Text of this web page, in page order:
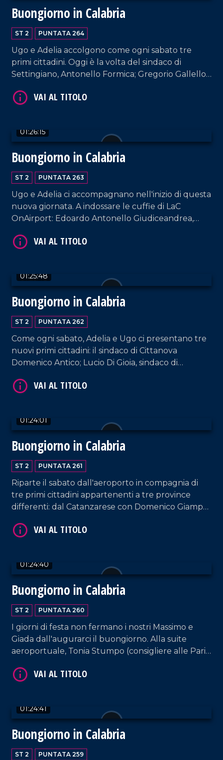
Buongiorno in Calabria
ST 2 PUNTATA 264
Ugo e Adelia accolgono come ogni sabato tre
primi cittadini. Oggi è la volta del sindaco di
Settingiano, Antonello Formica; Gregorio Gallello
Vincenzo Pellegrino.
01:26:15
Buongiorno in Calabria
ST 2 PUNTATA 263
Ugo e Adelia ci accompagnano nell'inizio di questa
nuova giornata. A indossare le cuffie di LaC
OnAirport: Edoardo Antonello Giudiceandrea,
Petronà; Donatella Deposito, sindaca di Parenti.
01:25:48
Buongiorno in Calabria
ST 2 PUNTATA 262
Come ogni sabato, Adelia e Ugo ci presentano tre
nuovi primi cittadini: il sindaco di Cittanova
Domenico Antico; Lucio Di Gioia, sindaco di
del Bianco.
01:24:01
Buongiorno in Calabria
ST 2 PUNTATA 261
Riparte il sabato dall'aeroporto in compagnia di
tre primi cittadini appartenenti a tre province
differenti: dal Catanzarese con Domenico Giampà
Condello (sindaco di San Nicola Da Crissa, nel
a cura di Adelia Iacino e Ugo Floro.
01:24:40
Buongiorno in Calabria
ST 2 PUNTATA 260
I giorni di festa non fermano i nostri Massimo e
Giada dall'augurarci il buongiorno. Alla suite
aeroportuale, Tonia Stumpo (consigliere alle Pari
Parchi Marini Calabria). Infine, Michele Mirabelli,
01:24:41
Buongiorno in Calabria
ST 2 PUNTATA 259
VAI AL TITOLO
VAI AL TITOLO
VAI AL TITOLO